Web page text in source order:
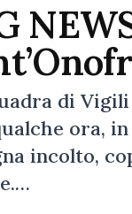
di
ora,
incolto,